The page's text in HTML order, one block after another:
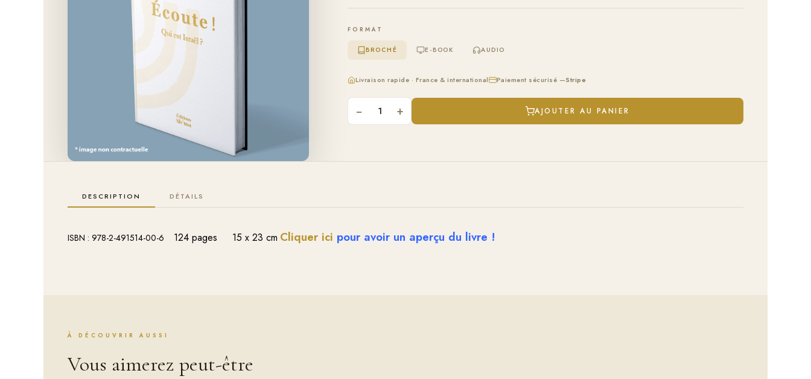
FORMAT
BROCHÉ E-BOOK AUDIO
Livraison rapide · France & international Paiement sécurisé —Stripe
− 1 + AJOUTER AU PANIER
DESCRIPTION DÉTAILS
ISBN : 978-2-491514-00-6 124 pages 15 x 23 cm Cliquer ici pour avoir un aperçu du livre !
À DÉCOUVRIR AUSSI
Vous aimerez peut-être